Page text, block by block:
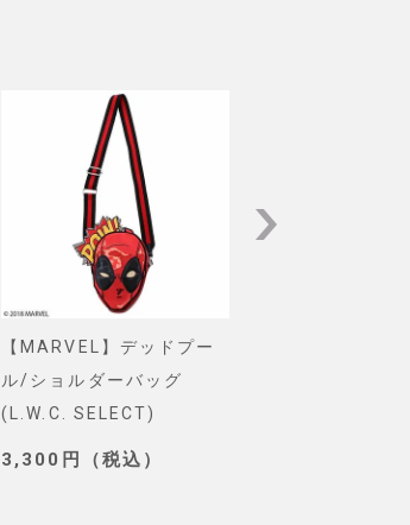
【MARVEL】デッドプー
ル/ショルダーバッグ
(L.W.C. SELECT)
3,300円（税込）